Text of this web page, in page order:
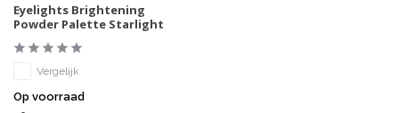
Eyelights Brightening
Powder Palette Starlight
Vergelijk
Op voorraad